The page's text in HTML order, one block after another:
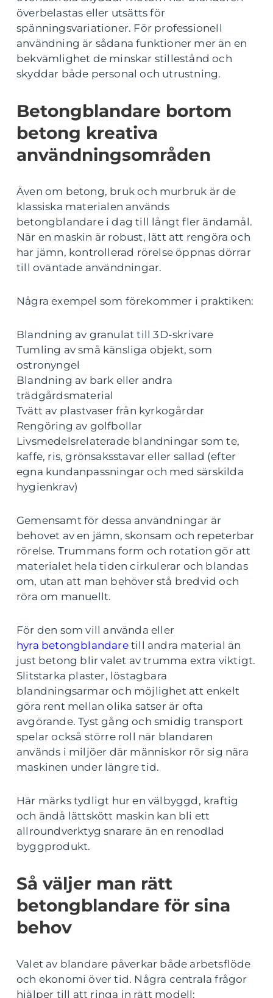
överbelastas eller utsätts för
spänningsvariationer. För professionell
användning är sådana funktioner mer än en
bekvämlighet de minskar stillestånd och
skyddar både personal och utrustning.
Betongblandare bortom
betong kreativa
användningsområden
Även om betong, bruk och murbruk är de
klassiska materialen används
betongblandare i dag till långt fler ändamål.
När en maskin är robust, lätt att rengöra och
har jämn, kontrollerad rörelse öppnas dörrar
till oväntade användningar.
Några exempel som förekommer i praktiken:
Blandning av granulat till 3D-skrivare
Tumling av små känsliga objekt, som
ostronyngel
Blandning av bark eller andra
trädgårdsmaterial
Tvätt av plastvaser från kyrkogårdar
Rengöring av golfbollar
Livsmedelsrelaterade blandningar som te,
kaffe, ris, grönsaksstavar eller sallad (efter
egna kundanpassningar och med särskilda
hygienkrav)
Gemensamt för dessa användningar är
behovet av en jämn, skonsam och repeterbar
rörelse. Trummans form och rotation gör att
materialet hela tiden cirkulerar och blandas
om, utan att man behöver stå bredvid och
röra om manuellt.
För den som vill använda eller
hyra betongblandaretill andra material än
just betong blir valet av trumma extra viktigt.
Slitstarka plaster, löstagbara
blandningsarmar och möjlighet att enkelt
göra rent mellan olika satser är ofta
avgörande. Tyst gång och smidig transport
spelar också större roll när blandaren
används i miljöer där människor rör sig nära
maskinen under längre tid.
Här märks tydligt hur en välbyggd, kraftig
och ändå lättskött maskin kan bli ett
allroundverktyg snarare än en renodlad
byggprodukt.
Så väljer man rätt
betongblandare för sina
behov
Valet av blandare påverkar både arbetsflöde
och ekonomi över tid. Några centrala frågor
hjälper till att ringa in rätt modell: